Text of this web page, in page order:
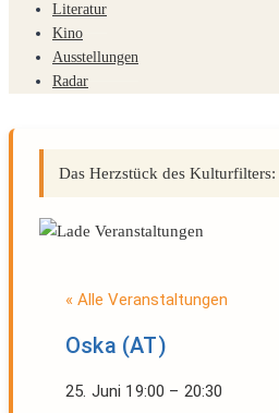
Literatur
Kino
Ausstellungen
Radar
Das Herzstück des Kulturfilters:
« Alle Veranstaltungen
Oska (AT)
25. Juni 19:00 – 20:30